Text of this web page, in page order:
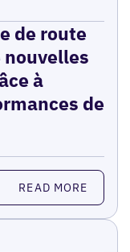
de route
à
de
READ MORE